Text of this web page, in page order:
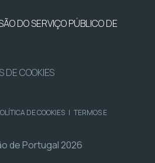
DO SERVIÇO PÚBLICO DE
DE COOKIES
DE COOKIES | TERMOS E
de Portugal 2026